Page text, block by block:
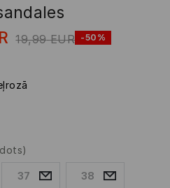
19,99 EUR -50%
37 38